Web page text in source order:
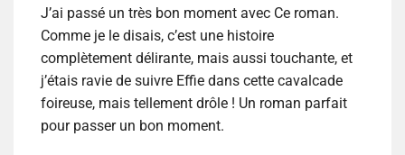
J’ai passé un très bon moment avec Ce roman.
Comme je le disais, c’est une histoire
complètement délirante, mais aussi touchante, et
j’étais ravie de suivre Effie dans cette cavalcade
foireuse, mais tellement drôle ! Un roman parfait
pour passer un bon moment.